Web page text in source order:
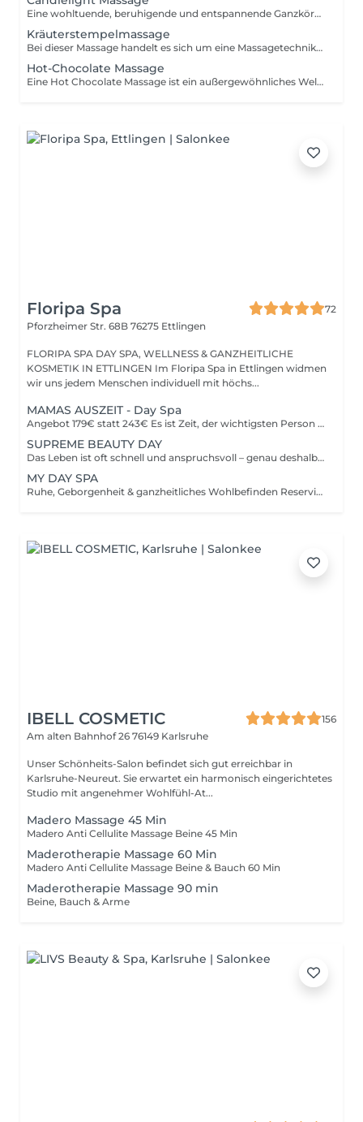
Eine wohltuende, beruhigende und entspannende Ganzkörpermassage unter Anwendung von Massagekerzen. Das Wachs der Massagekerze wird zu einem warmen, pflegenden Körper-Öl, das auf Ihrer Haut ein angenehm duftendes und geschmeidiges Gefühl hinterlässt.
Kräuterstempelmassage
Bei dieser Massage handelt es sich um eine Massagetechnik, die sich aus verschiedenen Elementen zusammensetzt und diese zu einem ganzheitlichen Massageerlebnis vereint. Kräftige Massagegriffe wirken auf das Gewebe ein und sorgen für eine nachhaltige Lockerung von Ver- spannungen. Kräuterstempel entfalten ihre Wirkung durch Wärme, ätherische Öle und wohlriechende Kräuter, deren Extrakte durch den direkten Hautkontakt tief in das Gewebe eindringen können. Die Kräuterstempelmassage fördert die Durchblutung, entspannt die Muskulatur und zieht Giftstoffe aus der Haut. Schmerzen werden hierbei gelindert und die Durchblutung wird gefördert.
Hot-Chocolate Massage
Eine Hot Chocolate Massage ist ein außergewöhnliches Wellness-Erlebnis für die Sinne und ein Hochgenuss für seidigweiche und zarte Haut. Es ist eine Massage, bei der warme, flüssige Schokolade auf den Körper gegossen und anschließend verrieben wird. So sollen so genannte Glückshormone (Endorphine) im Körper freigesetzt werden. Mit ihrem Schokoladenduft wird sie häufig als sehr angenehm empfunden. Diese Schokoladenmassage ist eine reine Wellnessmassage, die alle Sinne anspricht und zudem die Haut pflegt. Die behandelte Haut wirkt nach der Hot Chocolate Massage strahlend und bleibt noch lange geschmeidig, glatt und zart. Ein schokoladiges Erlebnis für Körper und Seele.
Floripa Spa
72
Pforzheimer Str. 68B 76275 Ettlingen
FLORIPA SPA DAY SPA, WELLNESS & GANZHEITLICHE
KOSMETIK IN ETTLINGEN Im Floripa Spa in Ettlingen widmen
wir uns jedem Menschen individuell mit höchs...
MAMAS AUSZEIT - Day Spa
Angebot 179€ statt 243€ Es ist Zeit, der wichtigsten Person eine besondere Freude zu machen Mama Ob für Mütter oder werdende Mamas: Diese liebevoll gestaltete Day Spa Auszeit schenkt tiefe Entspannung, neue Energie und bewusste Selbstfürsorge. Der Day Spa Mamas Auszeit vereint wohltuende Körperbehandlungen, sanfte Entlastung und gepflegte Schönheit perfekt zum Abschalten, Loslassen und Auftanken. Inklusive Behandlungen im Überblick: 1. Fußpflege Basic inkl. Calluspeeling 50Min. oder Classic (inkl. Lackierung) 90Min. Pflegende Fußbehandlung mit sanfter Hornhautentfernung zur Förderung des Wohlbefindens. Ideal zur Entlastung müder Füße besonders wohltuend während oder nach der Schwangerschaft. 2. Brazilian Lymphdrainage / Schwangerschafts- & postnatale Massage 50Min. Sanfte, rhythmische Massage zur Aktivierung des Lymphsystems. Wirkt entstauend, beruhigend und unterstützt die natürliche Regeneration des Körpers ideal bei schweren Beinen, Wassereinlagerungen und Stress. 3. Flash Gesichtsbehandlung 30Min. Entspannende und pflegende Gesichtsbehandlung mit hochwertiger Naturkosmetik für frische Ausstrahlung und neue Energie. Reinigung, Pflege und bewusste Entspannung ein Moment ganz für dich. Deine Vorteile: - Tiefenentspannung für Körper & Geist. - Ideal für Mamas & werdende Mamas. - Mamas dürfen ihr Baby bei Bedarf gerne mitbringen. - Bitte gib uns bei der Buchung Bescheid, falls du Unterstützung benötigst wir kümmern uns liebevoll darum. - Ganzheitliches Spa-Erlebnis in Bioqualität und Hochleistung. - Hochwertige, natürliche Pflegeprodukte. - Ruhige, liebevolle Atmosphäre. Aktion gültig auf unbestimmte Zeit. Nach Beendigung der Aktion kann der Gutschein im Wert von 179,00 € für alle unsere Dienstleistungen und Produkte innerhalb eines Zeitraums von 3 Jahren eingelöst werden.
SUPREME BEAUTY DAY
Das Leben ist oft schnell und anspruchsvoll – genau deshalb haben wir unseren absoluten Liebling kreiert: Der Supreme Beauty Day ist unser exklusives Rundum-Verwöhnpaket für dich. Freue dich auf eine perfekt abgestimmte Kombination aus Maniküre, Pediküre, Massage und Gesichtsbehandlung – alles an einem einzigen Tag. Angebot: 289€ statt 334€ Behandlungen im Überblick: 1. Entspannende Ganzkörpermassage 50Min. Wähle zwischen einer Vital Touch Massage oder einer Brazilian-Lymphdrainage. Löst Verspannungen, fördert die Durchblutung und unterstützt die bewusste Verbindung mit deinem Körper. Für tiefe Entspannung und energetische Balance. 2. Flash Ritual Facial - Gesichtsbehandlung 30Min. Luxuriöse Naturkosmetik von Phyt's - inklusive japanische Gesichtsmassage Kobido – natürliches Gesichtslifting. 3. Fußpflege 60Min. Inklusive sanfter Hornhautentfernung und ohne oder mit wahlweise Lackierung. Pflegt und verwöhnt müde Füße für ein rundum gepflegtes Wohlgefühl. 4. Maniküre 60Min. Handpflege mit Handmassage und ohne oder mit wahlweise Lackierung, für weiche, gepflegte Hände. Perfekt für kleine Verwöhnmomente und schöne Nägel. Erlebe tiefgehende Entspannung, gepflegte Schönheit und pure Erholung in einer Atmosphäre voller Komfort und stilvoller Eleganz – ganz so, wie du es vom Floripa Spa kennst. Gönn dir ein einzigartiges Spa-Erlebnis, bei dem Körper, Haut und Energie in vollkommene Harmonie kommen. Unser neuer Supreme Beauty Day wurde für alle geschaffen, die entschleunigen möchten, bewusst umsorgt werden wollen und sich innerlich wie äußerlich erneuert fühlen möchten.
MY DAY SPA
Ruhe, Geborgenheit & ganzheitliches Wohlbefinden Reserviere wertvolle Zeit nur für dich und genieße ein entspanntes Spa-Erlebnis, das Körper, Geist und Seele verwöhnt. Perfekt für alle, die abschalten, loslassen und neue Energie tanken möchten. Im My Day Spa verbinden sich liebevoll ausgewählte Anwendungen zu einem harmonischen Wohlfühlerlebnis inklusive entspannender Massage, vitalisierendem Fußbad und erholsamer Pflege. Inklusive Behandlungen im Überblick: 1. Begrüßung & Tee von Team Dr. Joseph (Südtirol) Genieße eine Tasse hochwertigen Kräutertee als Einstieg in deinen entspannten Spa-Tag Ruhe, Genuss und Achtsamkeit von Anfang an. 2. Mani Express Schöne, gepflegte und hydratisierte Nägel 3. Vitalisierendes Fußbad Sanftes Fußbad zur Belebung der Sinne und zur Förderung des Wohlbefindens während der Maniküre. Bereitet Körper und Geist optimal auf die folgenden Behandlungen vor. 3. Vital Touch Ganzkörpermassage 50Min. Wohltuende Massage zur Lockerung der Muskulatur, Stressabbau und tiefem Entspannen. Ideal zur Förderung von Durchblutung, Energiefluss und innerer Balance. 4. Flash Ritual Facial - Gesichtsbehandlung 30Min. Luxuriöse Naturkosmetik von Phyt's - inklusive japanische Gesichtsmassage Kobido – natürliches Gesichtslifting. Alles mit Liebe für dich gestaltet! Preis & Aktion: 190,- € statt 267,- € Aktion gültig auf unbestimmte Zeit. Nach Beendigung der Aktion kann der Gutschein im Wert von 190,- € für alle Dienstleistungen und Produkte im Floripa Spa innerhalb eines Zeitraums von 3 Jahren eingelöst werden.
IBELL COSMETIC
156
Am alten Bahnhof 26 76149 Karlsruhe
Unser Schönheits-Salon befindet sich gut erreichbar in
Karlsruhe-Neureut. Sie erwartet ein harmonisch eingerichtetes
Studio mit angenehmer Wohlfühl-At...
Madero Massage 45 Min
Madero Anti Cellulite Massage Beine 45 Min
Maderotherapie Massage 60 Min
Madero Anti Cellulite Massage Beine & Bauch 60 Min
Maderotherapie Massage 90 min
Beine, Bauch & Arme